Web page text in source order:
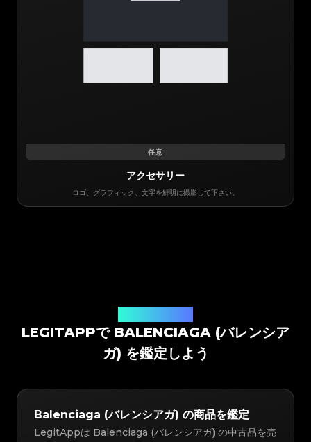
任意
アクセサリー
ロゴ、グラフィック、文字を鮮明に撮影して下さい。
LEGITAPPで BALENCIAGA (バレンシア
ガ) を鑑定しよう
Balenciaga (バレンシアガ) の商品を鑑定
LegitAppは Balenciaga (バレンシアガ) の中古品を売